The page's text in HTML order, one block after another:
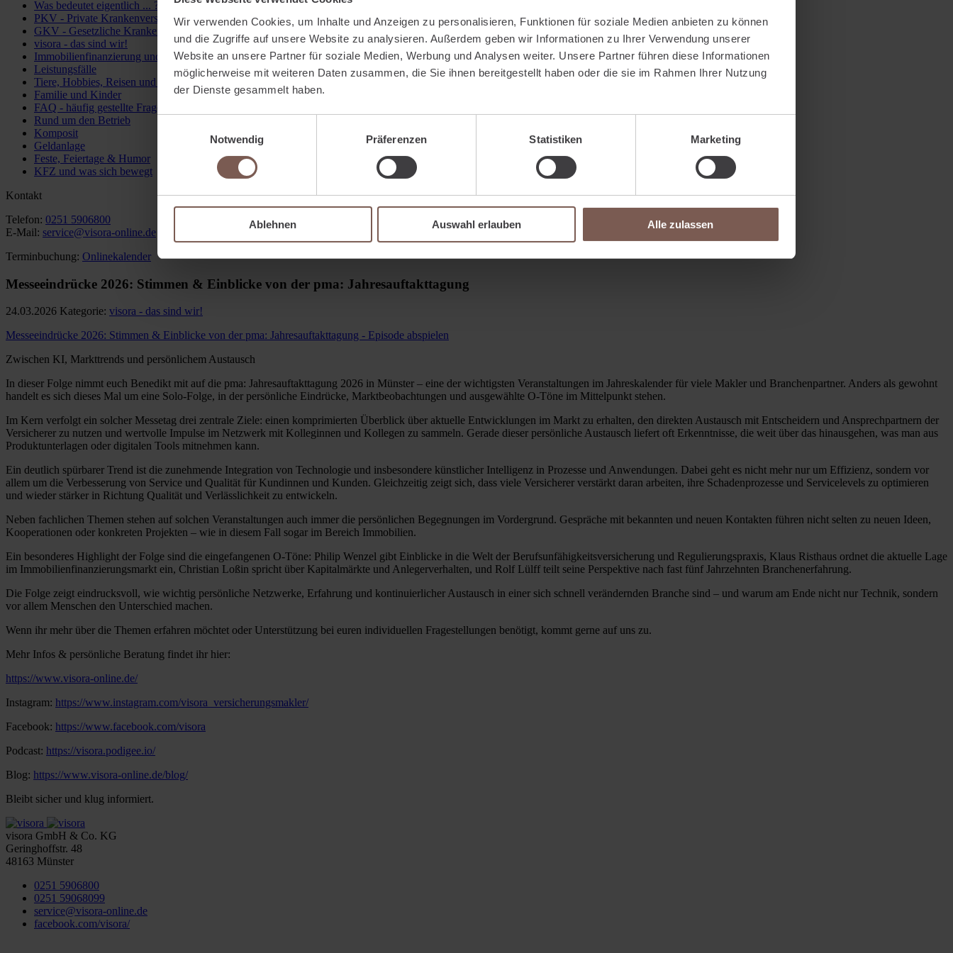
Wir verwenden Cookies, um Inhalte und Anzeigen zu personalisieren, Funktionen für soziale Medien anbieten zu können
und die Zugriffe auf unsere Website zu analysieren. Außerdem geben wir Informationen zu Ihrer Verwendung unserer
Website an unsere Partner für soziale Medien, Werbung und Analysen weiter. Unsere Partner führen diese Informationen
möglicherweise mit weiteren Daten zusammen, die Sie ihnen bereitgestellt haben oder die sie im Rahmen Ihrer Nutzung
der Dienste gesammelt haben.
Notwendig
Präferenzen Statistiken Marketing
Ablehnen Auswahl erlauben Alle zulassen
Was bedeutet eigentlich ... ?
PKV - Private Krankenversicherung
GKV - Gesetzliche Krankenversicherung
visora - das sind wir!
Immobilienfinanzierung und Kredite
Leistungsfälle
Tiere, Hobbies, Reisen und Co.
Familie und Kinder
FAQ - häufig gestellte Fragen
Rund um den Betrieb
Komposit
Geldanlage
Feste, Feiertage & Humor
KFZ und was sich bewegt
Kontakt
Telefon: 0251 5906800
E-Mail: service@visora-online.de
Terminbuchung: Onlinekalender
Messeeindrücke 2026: Stimmen & Einblicke von der pma: Jahresauftakttagung
24.03.2026 Kategorie: visora - das sind wir!
Messeeindrücke 2026: Stimmen & Einblicke von der pma: Jahresauftakttagung - Episode abspielen
Zwischen KI, Markttrends und persönlichem Austausch
In dieser Folge nimmt euch Benedikt mit auf die pma: Jahresauftakttagung 2026 in Münster – eine der wichtigsten Veranstaltungen im Jahreskalender für viele Makler und Branchenpartner. Anders als gewohnt
handelt es sich dieses Mal um eine Solo-Folge, in der persönliche Eindrücke, Marktbeobachtungen und ausgewählte O-Töne im Mittelpunkt stehen.
Im Kern verfolgt ein solcher Messetag drei zentrale Ziele: einen komprimierten Überblick über aktuelle Entwicklungen im Markt zu erhalten, den direkten Austausch mit Entscheidern und Ansprechpartnern der
Versicherer zu nutzen und wertvolle Impulse im Netzwerk mit Kolleginnen und Kollegen zu sammeln. Gerade dieser persönliche Austausch liefert oft Erkenntnisse, die weit über das hinausgehen, was man aus
Produktunterlagen oder digitalen Tools mitnehmen kann.
Ein deutlich spürbarer Trend ist die zunehmende Integration von Technologie und insbesondere künstlicher Intelligenz in Prozesse und Anwendungen. Dabei geht es nicht mehr nur um Effizienz, sondern vor
allem um die Verbesserung von Service und Qualität für Kundinnen und Kunden. Gleichzeitig zeigt sich, dass viele Versicherer verstärkt daran arbeiten, ihre Schadenprozesse und Servicelevels zu optimieren
und wieder stärker in Richtung Qualität und Verlässlichkeit zu entwickeln.
Neben fachlichen Themen stehen auf solchen Veranstaltungen auch immer die persönlichen Begegnungen im Vordergrund. Gespräche mit bekannten und neuen Kontakten führen nicht selten zu neuen Ideen,
Kooperationen oder konkreten Projekten – wie in diesem Fall sogar im Bereich Immobilien.
Ein besonderes Highlight der Folge sind die eingefangenen O-Töne: Philip Wenzel gibt Einblicke in die Welt der Berufsunfähigkeitsversicherung und Regulierungspraxis, Klaus Risthaus ordnet die aktuelle Lage
im Immobilienfinanzierungsmarkt ein, Christian Loßin spricht über Kapitalmärkte und Anlegerverhalten, und Rolf Lülff teilt seine Perspektive nach fast fünf Jahrzehnten Branchenerfahrung.
Die Folge zeigt eindrucksvoll, wie wichtig persönliche Netzwerke, Erfahrung und kontinuierlicher Austausch in einer sich schnell verändernden Branche sind – und warum am Ende nicht nur Technik, sondern
vor allem Menschen den Unterschied machen.
Wenn ihr mehr über die Themen erfahren möchtet oder Unterstützung bei euren individuellen Fragestellungen benötigt, kommt gerne auf uns zu.
Mehr Infos & persönliche Beratung findet ihr hier:
https://www.visora-online.de/
Instagram: https://www.instagram.com/visora_versicherungsmakler/
Facebook: https://www.facebook.com/visora
Podcast: https://visora.podigee.io/
Blog: https://www.visora-online.de/blog/
Bleibt sicher und klug informiert.
visora GmbH & Co. KG
Geringhoffstr. 48
48163 Münster
0251 5906800
0251 59068099
service@visora-online.de
facebook.com/visora/